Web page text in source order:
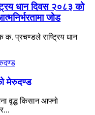
धान दिवस २०८३ को
जोड
क. प्रचण्डले राष्ट्रिय धान
मेरुदण्ड
वृद्ध किसान आफ्नो